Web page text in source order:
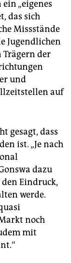
„eigenes
das sich
Missstände
Jugendlichen
Trägern der
und
auf
gesagt, dass
ist. „Je nach
dazu
den Eindruck,
werde.
noch
mit